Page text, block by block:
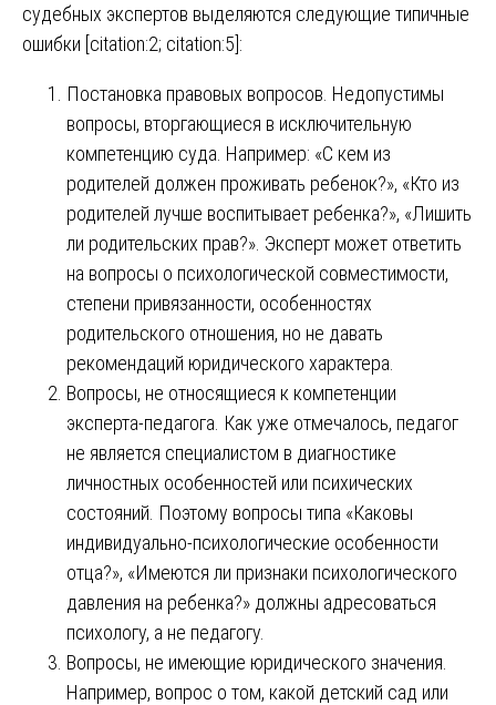
судебных экспертов выделяются следующие типичные
ошибки [citation:2; citation:5]:
Постановка правовых вопросов. Недопустимы
вопросы, вторгающиеся в исключительную
компетенцию суда. Например: «С кем из
родителей должен проживать ребенок?», «Кто из
родителей лучше воспитывает ребенка?», «Лишить
ли родительских прав?». Эксперт может ответить
на вопросы о психологической совместимости,
степени привязанности, особенностях
родительского отношения, но не давать
рекомендаций юридического характера.
Вопросы, не относящиеся к компетенции
эксперта-педагога. Как уже отмечалось, педагог
не является специалистом в диагностике
личностных особенностей или психических
состояний. Поэтому вопросы типа «Каковы
индивидуально-психологические особенности
отца?», «Имеются ли признаки психологического
давления на ребенка?» должны адресоваться
психологу, а не педагогу.
Вопросы, не имеющие юридического значения.
Например, вопрос о том, какой детский сад или